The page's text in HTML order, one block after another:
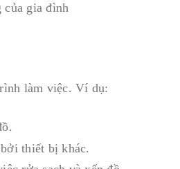
của gia đình
làm việc. Ví dụ:
thiết bị khác.